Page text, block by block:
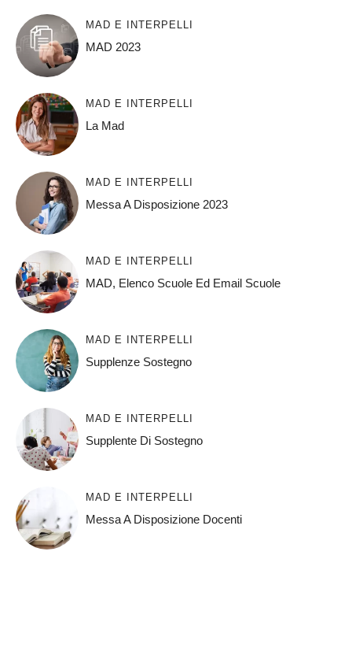
MAD E INTERPELLI
MAD 2023
MAD E INTERPELLI
La Mad
MAD E INTERPELLI
Messa A Disposizione 2023
MAD E INTERPELLI
MAD, Elenco Scuole Ed Email Scuole
MAD E INTERPELLI
Supplenze Sostegno
MAD E INTERPELLI
Supplente Di Sostegno
MAD E INTERPELLI
Messa A Disposizione Docenti